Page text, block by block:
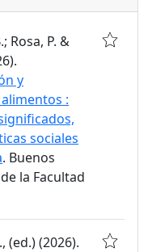
Rosa, P. &
y
:
sociales
. Buenos
la Facultad
(ed.) (2026).